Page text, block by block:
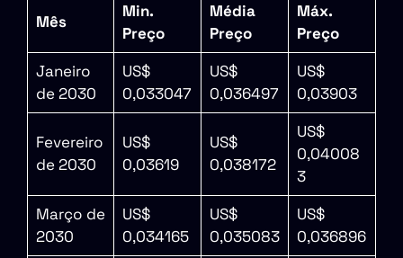
Mês
Min.
Preço
Média
Preço
Máx.
Preço
Janeiro
de 2030
US$
0,033047
US$
0,036497
US$
0,03903
Fevereiro
de 2030
US$
0,03619
US$
0,038172
US$
0,04008
3
Março de
2030
US$
0,034165
US$
0,035083
US$
0,036896